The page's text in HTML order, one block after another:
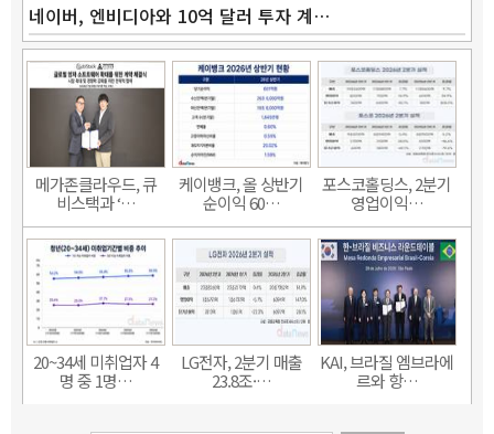
네이버, 엔비디아와 10억 달러 투자 계…
메가존클라우드, 큐
비스택과 ‘…
케이뱅크, 올 상반기
순이익 60…
포스코홀딩스, 2분기
영업이익…
20~34세 미취업자 4
명 중 1명…
LG전자, 2분기 매출
23.8조·…
KAI, 브라질 엠브라에
르와 항…